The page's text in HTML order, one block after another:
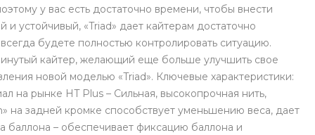
у вас есть достаточно времени, чтобы внести
устойчивый, «Triad» дает кайтерам достаточно
будете полностью контролировать ситуацию.
кайтер, желающий еще больше улучшить свое
новой моделью «Triad». Ключевые характеристики:
на рынке HT Plus – Сильная, высокопрочная нить,
на задней кромке способствует уменьшению веса, дает
– обеспечивает фиксацию баллона и